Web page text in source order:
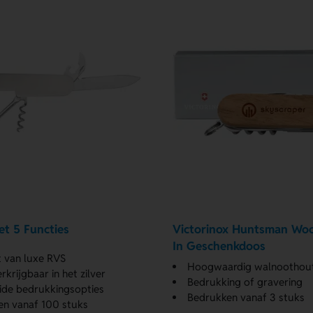
5 Functies
luxe RVS
in het zilver
bedrukkingsopties
vanaf 100 stuks
Victorinox Huntsman
In Geschenkdoos
Hoogwaardig
Bedrukking of gravering
Bedrukken vanaf 3 stuks